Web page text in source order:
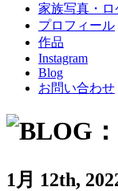
家族写真・ロ
プロフィール
作品
Instagram
Blog
お問い合わせ
1月 12th,